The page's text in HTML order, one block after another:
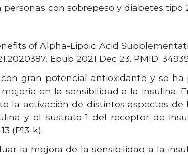
con sobrepeso y diabetes tipo
of Alpha-Lipoic Acid
Epub 2021 Dec 23. PMID:
gran potencial antioxidante y se
en la sensibilidad a la insulina.
la activación de distintos aspectos de
y el sustrato 1 del receptor de
(P13-k).
la mejora de la sensibilidad a la